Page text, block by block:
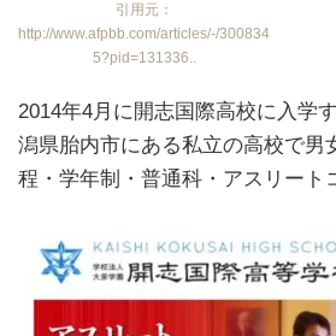
引用元：
http://www.afpbb.com/articles/-/300834
5?pid=131336..
2014年4月に開志国際高校に入学
潟県胎内市にある私立の高校で男
程・学年制・普通科・アスリート